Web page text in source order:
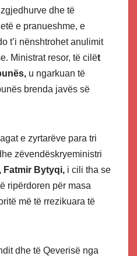
dhe të
e pranueshme, e
t’i nënshtrohet anulimit
Ministrat resor, të cilët
u ngarkuan të
brenda javës së
e zyrtarëve para tri
zëvendëskryeministri
, Fatmir Bytyqi, i cili tha se
ripërdoren për masa
më të rrezikuara të
dhe të Qeverisë nga